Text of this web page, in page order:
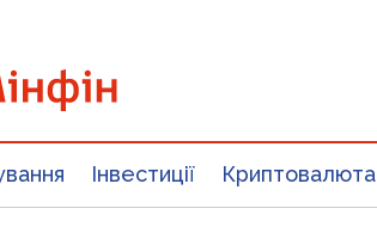
Інвестиції Криптовалюта